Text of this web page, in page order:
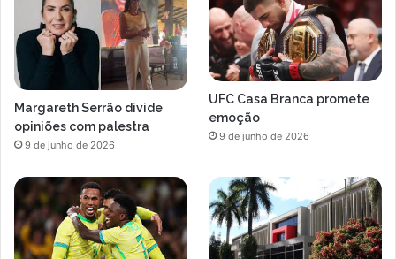
Margareth Serrão divide
opiniões com palestra
9 de junho de 2026
UFC Casa Branca promete
emoção
9 de junho de 2026